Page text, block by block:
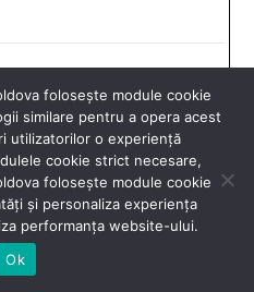
folosește module cookie
similare pentru a opera acest
utilizatorilor o experiență
cookie strict necesare,
folosește module cookie
și personaliza experiența
performanța website-ului.
Ok